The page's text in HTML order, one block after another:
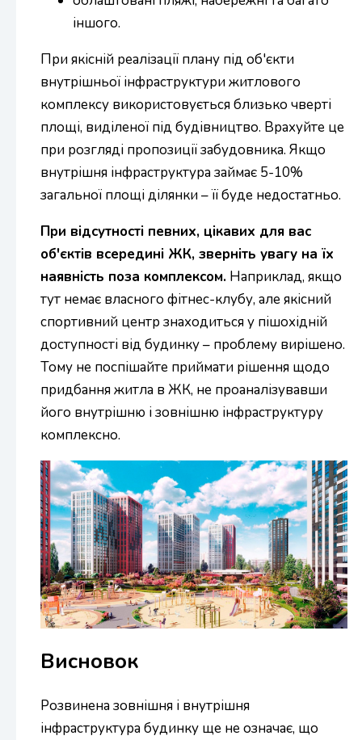
іншого.
При якісній реалізації плану під об'єкти
внутрішньої інфраструктури житлового
комплексу використовується близько чверті
площі, виділеної під будівництво. Врахуйте це
при розгляді пропозиції забудовника. Якщо
внутрішня інфраструктура займає 5-10%
загальної площі ділянки – її буде недостатньо.
При відсутності певних, цікавих для вас
об'єктів всередині ЖК, зверніть увагу на їх
наявність поза комплексом. Наприклад, якщо
тут немає власного фітнес-клубу, але якісний
спортивний центр знаходиться у пішохідній
доступності від будинку – проблему вирішено.
Тому не поспішайте приймати рішення щодо
придбання житла в ЖК, не проаналізувавши
його внутрішню і зовнішню інфраструктуру
комплексно.
Висновок
Розвинена зовнішня і внутрішня
інфраструктура будинку ще не означає, що